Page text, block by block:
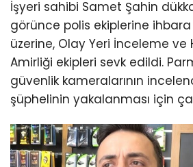
İşyeri sahibi Samet Şahin
görünce polis ekiplerine
üzerine, Olay Yeri İnceleme ve
Amirliği ekipleri sevk edildi.
güvenlik kameralarının
şüphelinin yakalanması için